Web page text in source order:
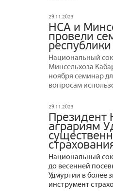
29.11.2023
НСА и
провели
республики
Национальный
Минсельхоза
ноября семинар
вопросам
29.11.2023
аграриям
Национальный
до весенней
Удмуртии в более
инструмент